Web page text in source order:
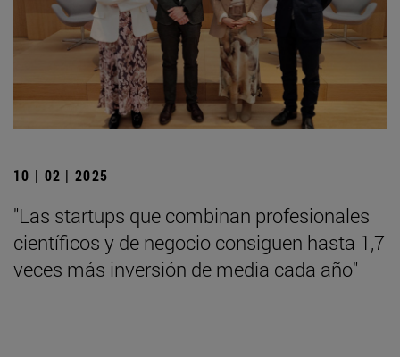
10 | 02 | 2025
"Las startups que combinan profesionales
científicos y de negocio consiguen hasta 1,7
veces más inversión de media cada año"